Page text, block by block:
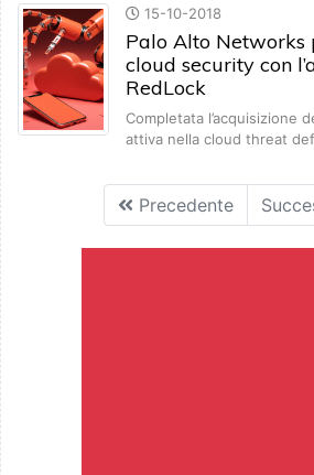
15-10-2018
Palo Alto Networks
cloud security con
RedLock
Completata l’acquisizione
attiva nella cloud threat
Precedente